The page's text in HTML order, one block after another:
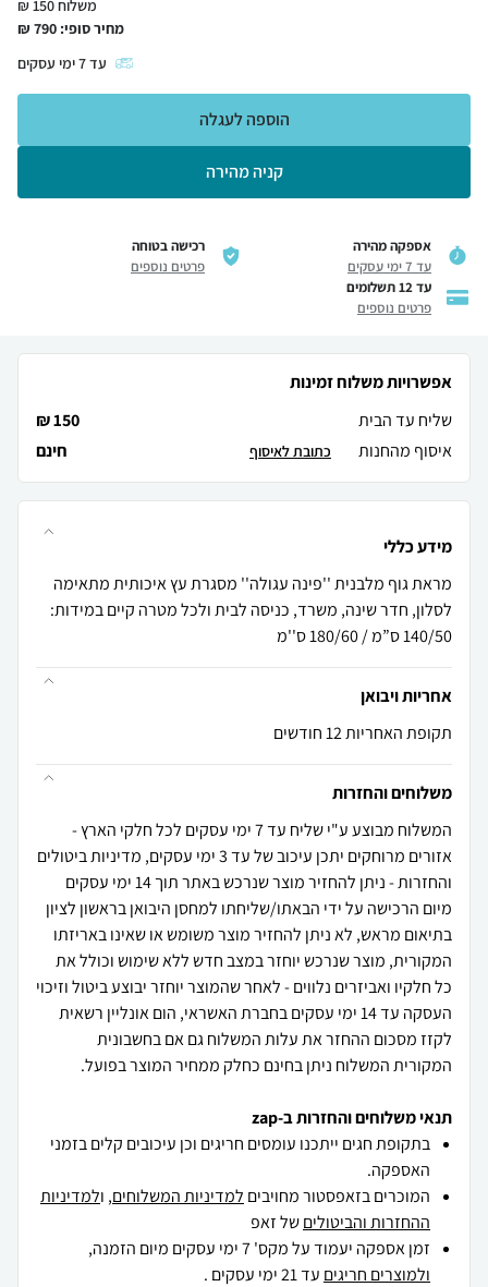
משלוח 150 ₪
מחיר סופי: 790
₪
עד7ימי עסקים
קניה מהירה
הוספה לעגלה
אספקה מהירה
עד 7 ימי עסקים
רכישה בטוחה
פרטים נוספים
עד 12 תשלומים
פרטים נוספים
אפשרויות משלוח זמינות
שליח עד הבית
150 ₪
איסוף מהחנות
חינם כתובת לאיסוף
מידע כללי
מראת גוף מלבנית ''פינה עגולה'' מסגרת עץ איכותית מתאימה
לסלון, חדר שינה, משרד, כניסה לבית ולכל מטרה קיים במידות:
140/50 ס”מ / 180/60 ס''מ
אחריות ויבואן
תקופת האחריות 12 חודשים
משלוחים והחזרות
המשלוח מבוצע ע"י שליח עד 7 ימי עסקים לכל חלקי הארץ -
אזורים מרוחקים יתכן עיכוב של עד 3 ימי עסקים, מדיניות ביטולים
והחזרות - ניתן להחזיר מוצר שנרכש באתר תוך 14 ימי עסקים
מיום הרכישה על ידי הבאתו/שליחתו למחסן היבואן בראשון לציון
בתיאום מראש, לא ניתן להחזיר מוצר משומש או שאינו באריזתו
המקורית, מוצר שנרכש יוחזר במצב חדש ללא שימוש וכולל את
כל חלקיו ואביזרים נלווים - לאחר שהמוצר יוחזר יבוצע ביטול וזיכוי
העסקה עד 14 ימי עסקים בחברת האשראי, הום אונליין רשאית
לקזז מסכום ההחזר את עלות המשלוח גם אם בחשבונית
המקורית המשלוח ניתן בחינם כחלק ממחיר המוצר בפועל.
תנאי משלוחים והחזרות ב-zap
בתקופת חגים ייתכנו עומסים חריגים וכן עיכובים קלים בזמני
האספקה.
המוכרים בזאפסטור מחויבים למדיניות המשלוחים, ולמדיניות
ההחזרות והביטוליםשל זאפ
זמן אספקה יעמוד על מקס' 7 ימי עסקים מיום הזמנה,
ולמוצרים חריגים עד 21 ימי עסקים .